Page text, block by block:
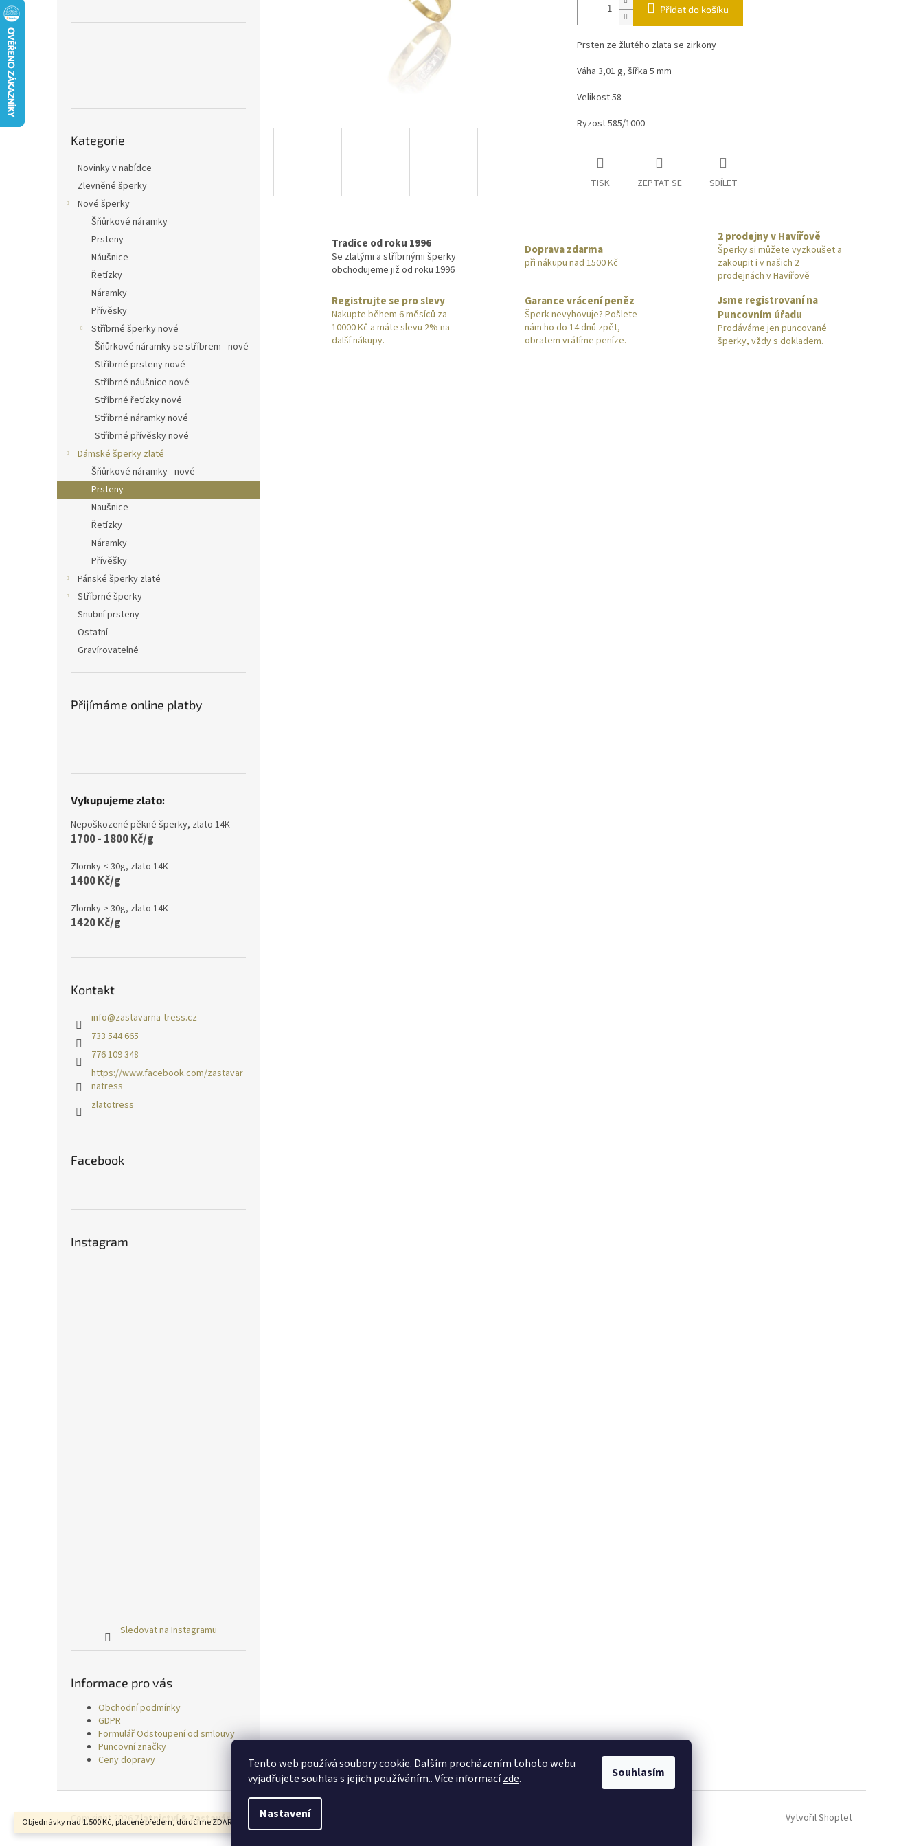
Tento web používá soubory cookie. Dalším procházením tohoto webu
vyjadřujete souhlas s jejich používáním.. Více informacízde.
Nastavení
Souhlasím
Objednávky nad 1.500 Kč, placené předem, doručíme ZDARMA.
kategorie
Kategorie
Novinky v nabídce
Zlevněné šperky
Nové šperky
Šňůrkové náramky
Prsteny
Náušnice
Řetízky
Náramky
Přívěsky
Stříbrné šperky nové
Šňůrkové náramky se stříbrem - nové
Stříbrné prsteny nové
Stříbrné náušnice nové
Stříbrné řetízky nové
Stříbrné náramky nové
Stříbrné přívěsky nové
Dámské šperky zlaté
Šňůrkové náramky - nové
Prsteny
Naušnice
Řetízky
Náramky
Přívěšky
Pánské šperky zlaté
Stříbrné šperky
Snubní prsteny
Ostatní
Gravírovatelné
Přijímáme online platby
Vykupujeme zlato:
Nepoškozené pěkné šperky, zlato 14K
1700 - 1800 Kč/g
Zlomky < 30g, zlato 14K
1400 Kč/g
Zlomky > 30g, zlato 14K
1420 Kč/g
Kontakt
info@zastavarna-tress.cz
733 544 665
776 109 348
https://www.facebook.com/zastavar
natress
zlatotress
Facebook
Instagram
Sledovat na Instagramu
Informace pro vás
Obchodní podmínky
GDPR
Formulář Odstoupení od smlouvy
Puncovní značky
Ceny dopravy
Přidat do košíku
Prsten ze žlutého zlata se zirkony
Váha 3,01 g, šířka 5 mm
Velikost 58
Ryzost 585/1000
TISK ZEPTAT SE SDÍLET
Tradice od roku 1996
Se zlatými a stříbrnými šperky
obchodujeme již od roku 1996
Doprava zdarma
při nákupu nad 1500 Kč
2 prodejny v Havířově
Šperky si můžete vyzkoušet a
zakoupit i v našich 2
prodejnách v Havířově
Registrujte se pro slevy
Nakupte během 6 měsíců za
10000 Kč a máte slevu 2% na
další nákupy.
Garance vrácení peněz
Šperk nevyhovuje? Pošlete
nám ho do 14 dnů zpět,
obratem vrátíme peníze.
Jsme registrovaní na
Puncovním úřadu
Prodáváme jen puncované
šperky, vždy s dokladem.
Vytvořil Shoptet
Copyright 2026Zlatnictví & Zastavárna TRESS. Všechna práva vyhrazena.